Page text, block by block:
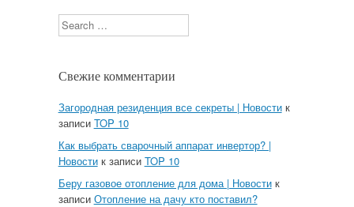
Search
Свежие комментарии
Загородная резиденция все секреты | Новостик
записи TOP 10
Как выбрать сварочный аппарат инвертор? |
Новостик записи TOP 10
Беру газовое отопление для дома | Новостик
записи Отопление на дачу кто поставил?